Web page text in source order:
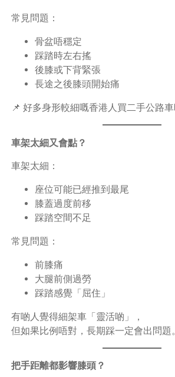
常見問題：
骨盆唔穩定
踩踏時左右搖
後膝或下背緊張
長途之後膝頭開始痛
📌 好多身形較細嘅香港人買二手公路車
車架太細又會點？
車架太細：
座位可能已經推到最尾
膝蓋過度前移
踩踏空間不足
常見問題：
前膝痛
大腿前側過勞
踩踏感覺「屈住」
有啲人覺得細架車「靈活啲」，
但如果比例唔對，長期踩一定會出問題。
把手距離都影響膝頭？